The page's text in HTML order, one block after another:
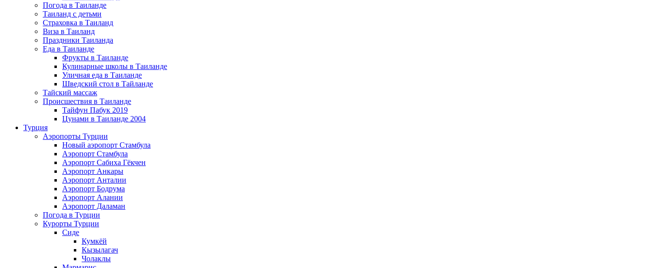
Погода в Таиланде
Таиланд с детьми
Страховка в Таиланд
Виза в Таиланд
Праздники Таиланда
Еда в Таиланде
Фрукты в Таиланде
Кулинарные школы в Таиланде
Уличная еда в Таиланде
Шведский стол в Тайланде
Тайский массаж
Происшествия в Таиланде
Тайфун Пабук 2019
Цунами в Таиланде 2004
Турция
Аэропорты Турции
Новый аэропорт Стамбула
Аэропорт Стамбула
Аэропорт Сабиха Гёкчен
Аэропорт Анкары
Аэропорт Анталии
Аэропорт Бодрума
Аэропорт Алании
Аэропорт Даламан
Погода в Турции
Курорты Турции
Сиде
Кумкёй
Кызылагач
Чолаклы